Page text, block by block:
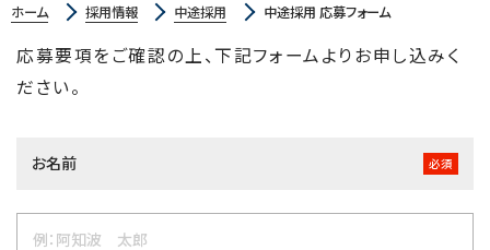
ホーム 採用情報 中途採用 中途採用 応募フォーム
応募要項をご確認の上、下記フォームよりお申し込みく
ださい。
お名前 必須